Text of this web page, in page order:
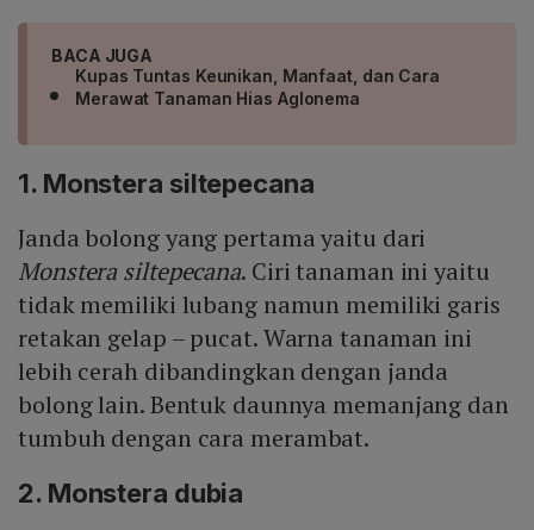
BACA JUGA
Kupas Tuntas Keunikan, Manfaat, dan Cara
Merawat Tanaman Hias Aglonema
1. Monstera siltepecana
Janda bolong yang pertama yaitu dari
Monstera siltepecana. Ciri tanaman ini yaitu
tidak memiliki lubang namun memiliki garis
retakan gelap – pucat. Warna tanaman ini
lebih cerah dibandingkan dengan janda
bolong lain. Bentuk daunnya memanjang dan
tumbuh dengan cara merambat.
2. Monstera dubia